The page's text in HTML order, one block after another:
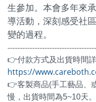
生參加。本會多年來
導活動，深刻感受社
變的過程。
👉付款方式及出貨時間
https://
👉客製商品(手工藝品、
慢，出貨時間為5~10天